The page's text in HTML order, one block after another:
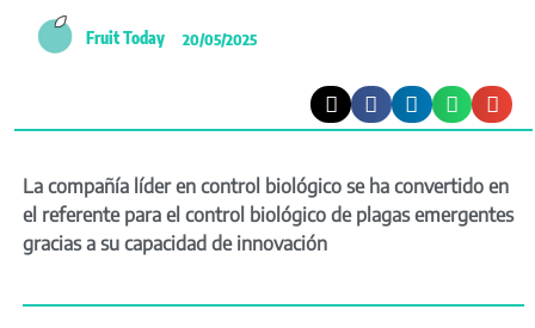
Fruit Today 20/05/2025
La compañía líder en control biológico se ha convertido en
el referente para el control biológico de plagas emergentes
gracias a su capacidad de innovación